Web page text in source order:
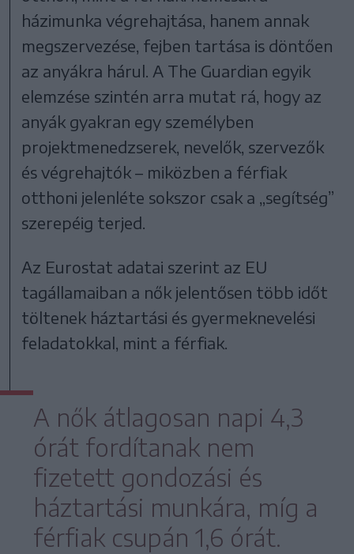
házimunka végrehajtása, hanem annak
megszervezése, fejben tartása is döntően
az anyákra hárul. A The Guardian egyik
elemzése szintén arra mutat rá, hogy az
anyák gyakran egy személyben
projektmenedzserek, nevelők, szervezők
és végrehajtók – miközben a férfiak
otthoni jelenléte sokszor csak a „segítség”
szerepéig terjed.
Az Eurostat adatai szerint az EU
tagállamaiban a nők jelentősen több időt
töltenek háztartási és gyermeknevelési
feladatokkal, mint a férfiak.
A nők átlagosan napi 4,3
órát fordítanak nem
fizetett gondozási és
háztartási munkára, míg a
férfiak csupán 1,6 órát.